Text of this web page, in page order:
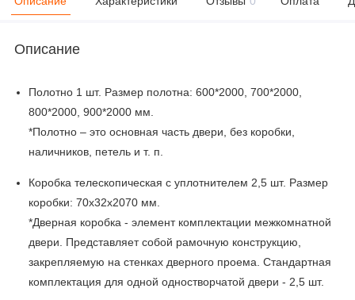
Описание
Полотно 1 шт. Размер полотна: 600*2000, 700*2000,
800*2000, 900*2000 мм.
*Полотно – это основная часть двери, без коробки,
наличников, петель и т. п.
Коробка телескопическая с уплотнителем 2,5 шт. Размер
коробки: 70x32x2070 мм.
*Дверная коробка - элемент комплектации межкомнатной
двери. Представляет собой рамочную конструкцию,
закрепляемую на стенках дверного проема. Стандартная
комплектация для одной одностворчатой двери - 2,5 шт.